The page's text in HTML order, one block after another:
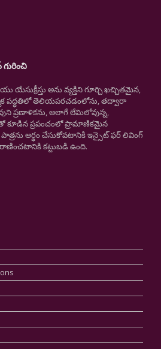
అను వ్యక్తిని గూర్చి ఖచ్చితమైన,
పద్ధతిలో తెలియపరచడంలోను, తద్వారా
ప్రణాళికను, అలాగే లేమిలోవున్న,
కూడిన ప్రపంచంలో ప్రామాణికమైన
అర్థం చేసుకోవటానికి ఇన్సైట్ ఫర్ లివింగ్
కట్టుబడి ఉంది.